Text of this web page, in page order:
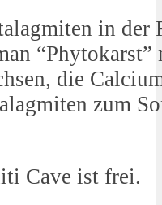
in der
die
zum
Cave ist frei.